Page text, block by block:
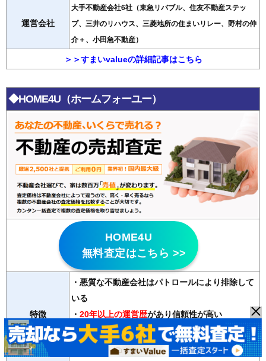
運営会社
大手不動産会社6社（東急リバブル、住友不動産ステッ
プ、三井のリハウス、三菱地所の住まいリレー、野村の仲
介＋、小田急不動産）
＞＞すまいvalueの詳細記事はこちら
◆HOME4U（ホームフォーユー）
HOME4U
無料査定はこちら >>
特徴
・悪質な不動産会社はパトロールにより排除して
いる
・ 20年以上の運営歴があり信頼性が高い
・2500社の登録会社から最大6社の査定が無料で
受け取れる